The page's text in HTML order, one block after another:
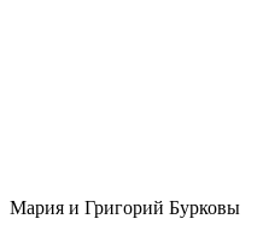
Мария и Григорий Бурковы